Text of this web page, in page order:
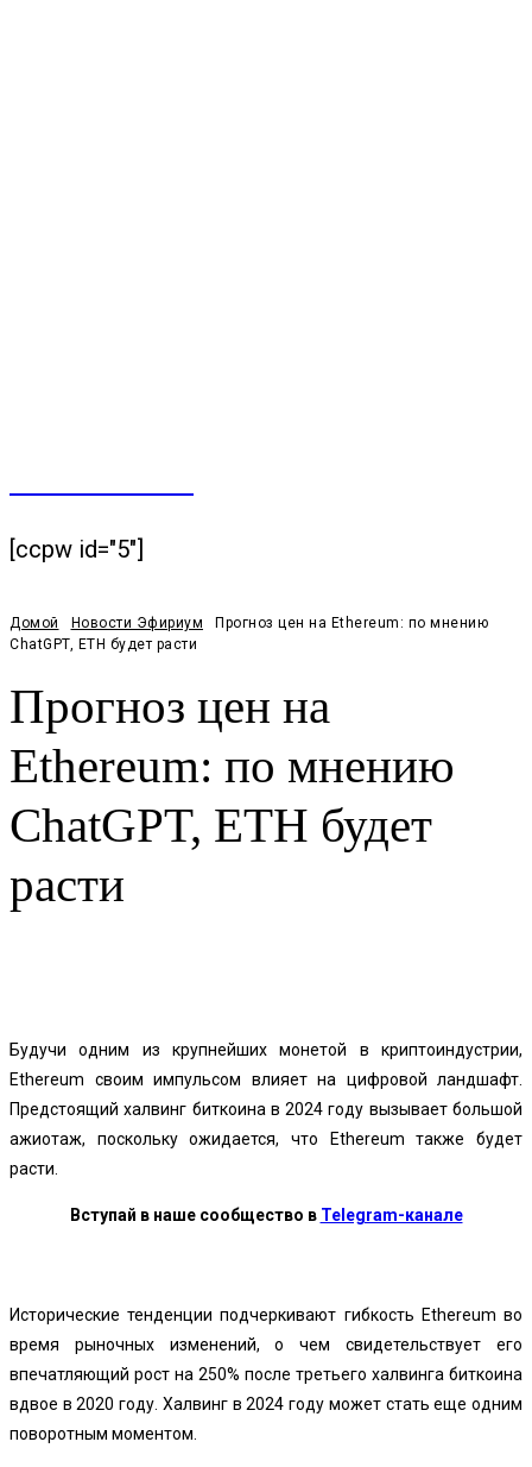
[ccpw id="5"]
Домой Новости Эфириум
Прогноз цен на Ethereum: по мнению
ChatGPT, ETH будет расти
Прогноз цен на
Ethereum: по мнению
ChatGPT, ETH будет
расти
Будучи одним из крупнейших монетой в криптоиндустрии,
Ethereum своим импульсом влияет на цифровой ландшафт.
Предстоящий халвинг биткоина в 2024 году вызывает большой
ажиотаж, поскольку ожидается, что Ethereum также будет
расти.
Вступай в наше сообщество в Telegram-канале
Исторические тенденции подчеркивают гибкость Ethereum во
время рыночных изменений, о чем свидетельствует его
впечатляющий рост на 250% после третьего халвинга биткоина
вдвое в 2020 году. Халвинг в 2024 году может стать еще одним
поворотным моментом.